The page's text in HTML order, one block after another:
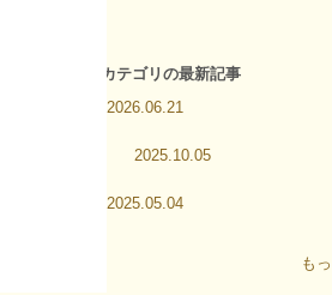
[コスメ・美容] カテゴリの最新記事
2026.06.21
2025.10.05
2025.05.04
も